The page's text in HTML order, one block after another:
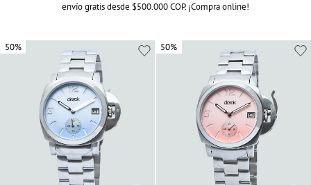
envío gratis desde $500.000 COP. ¡Compra online!
50% 50%
50%